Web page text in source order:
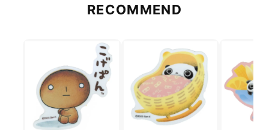
RECOMMEND